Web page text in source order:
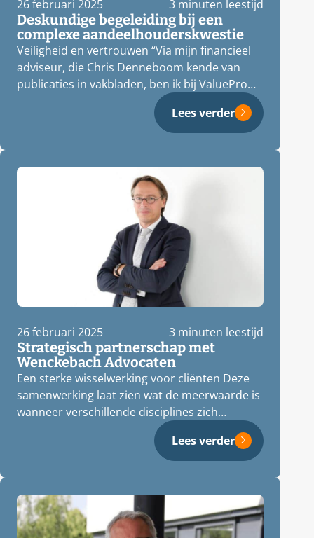
26 februari 2025 3 minuten leestijd
Deskundige begeleiding bij een
complexe aandeelhouderskwestie
Veiligheid en vertrouwen “Via mijn financieel
adviseur, die Chris Denneboom kende van
publicaties in vakbladen, ben ik bij ValuePro…
Lees verder
26 februari 2025 3 minuten leestijd
Strategisch partnerschap met
Wenckebach Advocaten
Een sterke wisselwerking voor cliënten Deze
samenwerking laat zien wat de meerwaarde is
wanneer verschillende disciplines zich
Lees verder